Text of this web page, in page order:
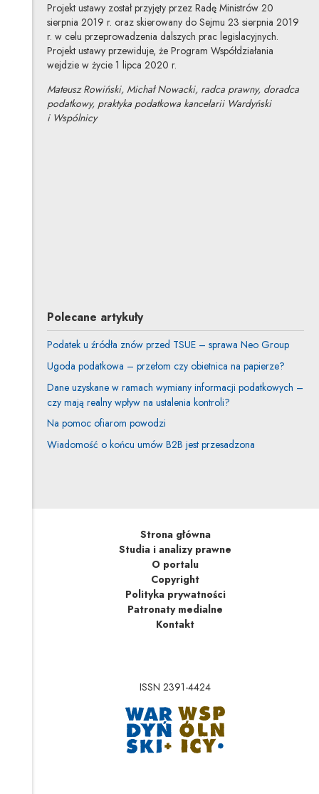
Projekt ustawy został przyjęty przez Radę Ministrów 20
sierpnia 2019 r. oraz skierowany do Sejmu 23 sierpnia 2019
r. w celu przeprowadzenia dalszych prac legislacyjnych.
Projekt ustawy przewiduje, że Program Współdziałania
wejdzie w życie 1 lipca 2020 r.
Mateusz Rowiński, Michał Nowacki, radca prawny, doradca
podatkowy, praktyka podatkowa kancelarii Wardyński
i Wspólnicy
Polecane artykuły
Podatek u źródła znów przed TSUE – sprawa Neo Group
Ugoda podatkowa – przełom czy obietnica na papierze?
Dane uzyskane w ramach wymiany informacji podatkowych –
czy mają realny wpływ na ustalenia kontroli?
Na pomoc ofiarom powodzi
Wiadomość o końcu umów B2B jest przesadzona
Strona główna
Studia i analizy prawne
O portalu
Copyright
Polityka prywatności
Patronaty medialne
Kontakt
ISSN 2391-4424
Uwaga, link zostanie